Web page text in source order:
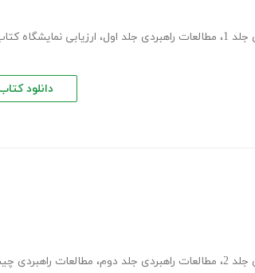
1 ، مطالعات راهبردی جلد اول، ارزیابی نمایشگاه
دانلود
2 ، مطالعات راهبردی جلد دوم، مطالعات راهبردی